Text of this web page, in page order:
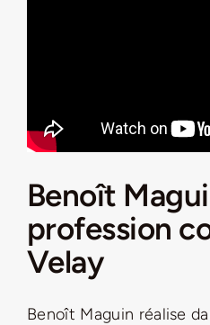
Benoît
profession
Velay
Benoît Maguin réalise